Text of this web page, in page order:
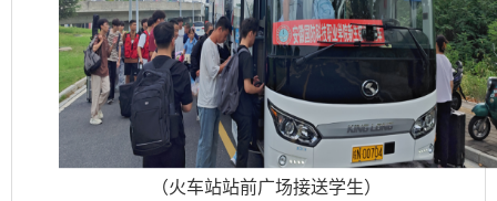
（火车站站前广场接送学生）